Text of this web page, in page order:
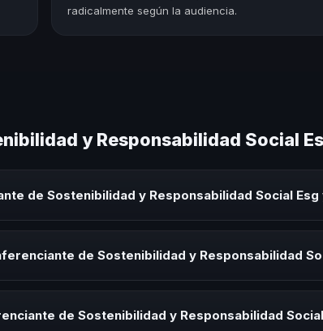
radicalmente según la audiencia.
y Responsabilidad Social
de Sostenibilidad y Responsabilidad Social
audiencia.
de Sostenibilidad y Responsabilidad
de Sostenibilidad y Responsabilidad